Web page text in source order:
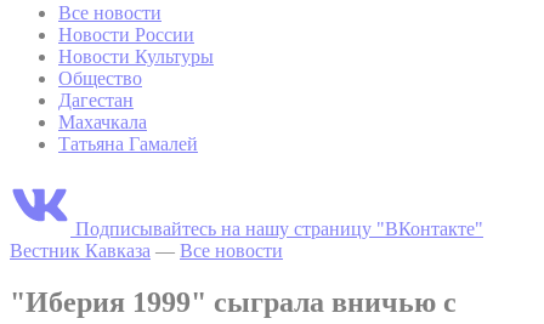
Все новости
Новости России
Новости Культуры
Общество
Дагестан
Махачкала
Татьяна Гамалей
Подписывайтесь на нашу страницу "ВКонтакте"
Вестник Кавказа — Все новости
"Иберия 1999" сыграла вничью с